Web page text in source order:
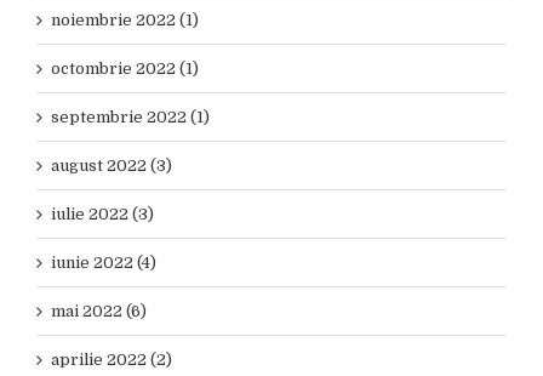
noiembrie 2022 (1)
octombrie 2022 (1)
septembrie 2022 (1)
august 2022 (3)
iulie 2022 (3)
iunie 2022 (4)
mai 2022 (6)
aprilie 2022 (2)